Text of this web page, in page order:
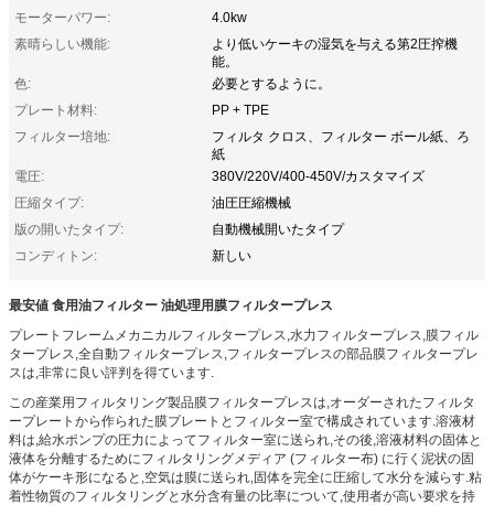
モーターパワー:
4.0kw
素晴らしい機能:
より低いケーキの湿気を与える第2圧搾機
能。
色:
必要とするように。
プレート材料:
PP + TPE
フィルター培地:
フィルタ クロス、フィルター ボール紙、ろ
紙
電圧:
380V/220V/400-450V/カスタマイズ
圧縮タイプ:
油圧圧縮機械
版の開いたタイプ:
自動機械開いたタイプ
コンディトン:
新しい
最安値 食用油フィルター 油処理用膜フィルタープレス
プレートフレームメカニカルフィルタープレス,水力フィルタープレス,膜フィル
タープレス,全自動フィルタープレス,フィルタープレスの部品膜フィルタープレ
スは,非常に良い評判を得ています.
この産業用フィルタリング製品膜フィルタープレスは,オーダーされたフィルタ
ープレートから作られた膜プレートとフィルター室で構成されています.溶液材
料は,給水ポンプの圧力によってフィルター室に送られ,その後,溶液材料の固体と
液体を分離するためにフィルタリングメディア (フィルター布) に行く泥状の固
体がケーキ形になると,空気は膜に送られ,固体を完全に圧縮して水分を減らす.粘
着性物質のフィルタリングと水分含有量の比率について,使用者が高い要求を持